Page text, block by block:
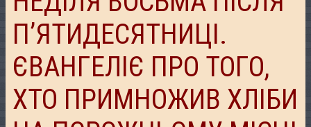
П’ЯТИДЕСЯТНИЦІ.
ЄВАНГЕЛІЄ ПРО ТОГО,
ХТО ПРИМНОЖИВ ХЛІБИ